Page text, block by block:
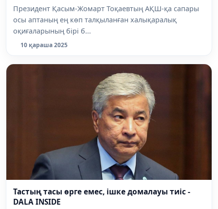
Президент Қасым-Жомарт Тоқаевтың АҚШ-қа сапары
осы аптаның ең көп талқыланған халықаралық
оқиғаларының бірі б...
10 қараша 2025
Тастың тасы өрге емес, ішке домалауы тиіс -
DALA INSIDE